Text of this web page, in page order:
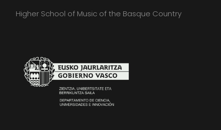
Higher School of Music of the Basque Country